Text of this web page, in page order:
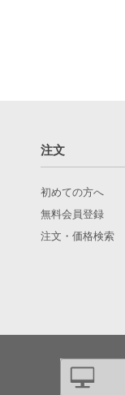
注文
初めての方へ
無料会員登録
注文・価格検索